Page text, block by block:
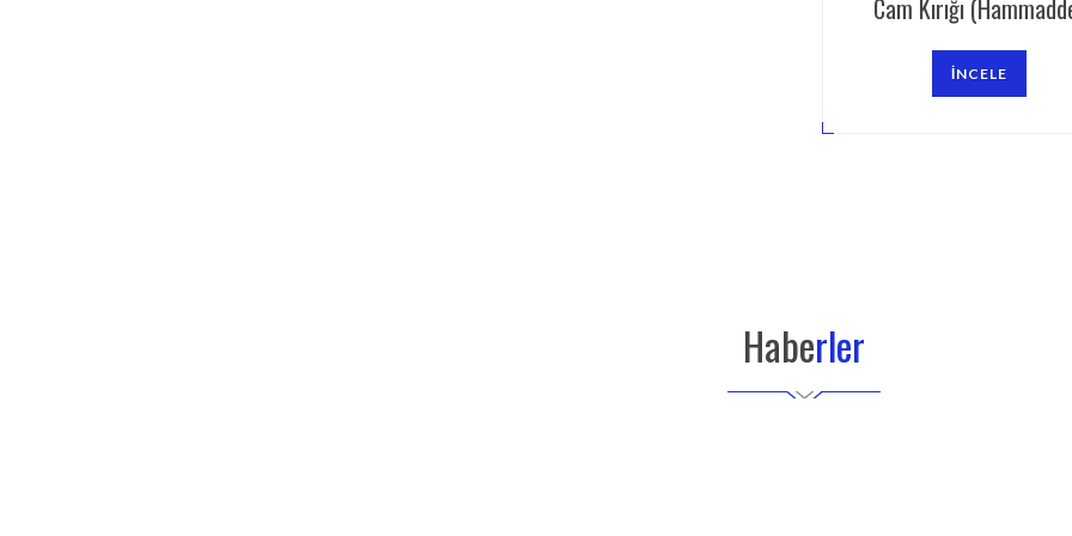
Cam Kırığı
İNCELE
Haberler